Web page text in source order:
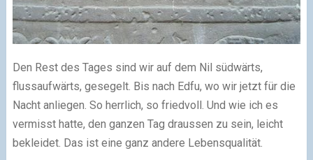
Den Rest des Tages sind wir auf dem Nil südwärts,
flussaufwärts, gesegelt. Bis nach Edfu, wo wir jetzt für die
Nacht anliegen. So herrlich, so friedvoll. Und wie ich es
vermisst hatte, den ganzen Tag draussen zu sein, leicht
bekleidet. Das ist eine ganz andere Lebensqualität.